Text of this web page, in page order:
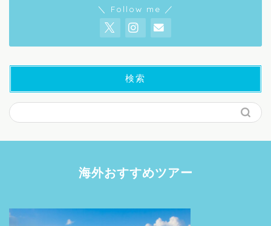
＼ Follow me ／
検索
海外おすすめツアー